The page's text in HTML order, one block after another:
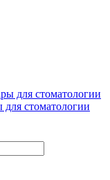
для стоматологии